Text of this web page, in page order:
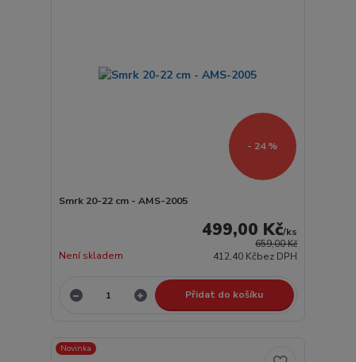
- 24 %
Smrk 20-22 cm - AMS-2005
659,00 Kč
499,00 Kč/ks
412,40 Kčbez DPH
Není skladem
Přidat do košíku
Novinka